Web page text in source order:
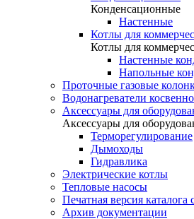
Конденсационные
Настенные
Котлы для
Котлы для
Настенные
Напольные
Проточные газовые
Водонагреватели
Аксессуары для
Аксессуары для
Терморегулирование
Дымоходы
Гидравлика
Электрические котлы
Тепловые насосы
Печатная версия каталога
Архив документации